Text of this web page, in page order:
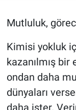
Mutluluk,
Kimisi yokluk
kazanılmış
ondan daha
dünyaları
daha ister.